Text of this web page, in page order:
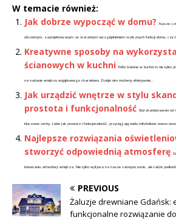
W temacie również:
Jak dobrze wypocząć w domu?
Nasze
obszernym, zaprojektowanym ze starannym uwzględnieniem rozlicznych funkcji domu, czy
Kreatywne sposoby na
ścianowych w kuchni
Półki ścienne w kuchni to nie tylko
na nadanie wnętrzu wyjątkowego charakteru. Dzięki nim możemy efektywnie...
Jak urządzić wnętrze w stylu
prostota i funkcjonalność Styl skandynawski od
kluczowe cechy, takie jak prostota i funkcjonalność, przyciągają wielu miłośników
Najlepsze rozwiązania
stworzyć odpowiednią atmosferę
kreowaniu atmosfery wnętrza. Nie tylko wpływa na nasze samopoczucie, ale także
PREVIOUS
Żaluzje drewniane Gdańsk:
funkcjonalne rozwiązanie